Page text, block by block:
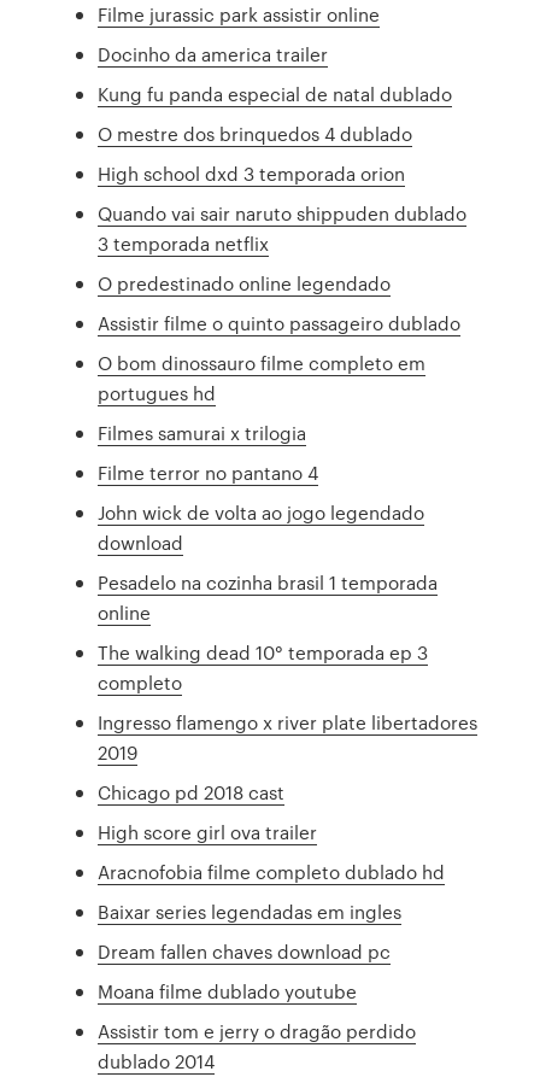
Filme jurassic park assistir online
Docinho da america trailer
Kung fu panda especial de natal dublado
O mestre dos brinquedos 4 dublado
High school dxd 3 temporada orion
Quando vai sair naruto shippuden dublado
3 temporada netflix
O predestinado online legendado
Assistir filme o quinto passageiro dublado
O bom dinossauro filme completo em
portugues hd
Filmes samurai x trilogia
Filme terror no pantano 4
John wick de volta ao jogo legendado
download
Pesadelo na cozinha brasil 1 temporada
online
The walking dead 10° temporada ep 3
completo
Ingresso flamengo x river plate libertadores
2019
Chicago pd 2018 cast
High score girl ova trailer
Aracnofobia filme completo dublado hd
Baixar series legendadas em ingles
Dream fallen chaves download pc
Moana filme dublado youtube
Assistir tom e jerry o dragão perdido
dublado 2014